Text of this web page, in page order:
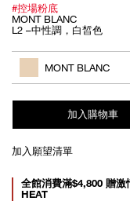
#控場粉底
MONT BLANC
L2 –中性調，白皙色
to
cart
Actions
其他色系
MONT BLANC
加入購物車
加入願望清單
Promotions
全館消費滿$4,800 贈
HEAT